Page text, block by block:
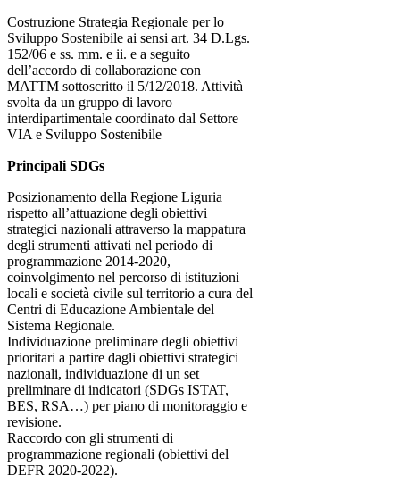
Costruzione Strategia Regionale per lo
Sviluppo Sostenibile ai sensi art. 34 D.Lgs.
152/06 e ss. mm. e ii. e a seguito
dell’accordo di collaborazione con
MATTM sottoscritto il 5/12/2018. Attività
svolta da un gruppo di lavoro
interdipartimentale coordinato dal Settore
VIA e Sviluppo Sostenibile
Principali SDGs
Posizionamento della Regione Liguria
rispetto all’attuazione degli obiettivi
strategici nazionali attraverso la mappatura
degli strumenti attivati nel periodo di
programmazione 2014-2020,
coinvolgimento nel percorso di istituzioni
locali e società civile sul territorio a cura del
Centri di Educazione Ambientale del
Sistema Regionale.
Individuazione preliminare degli obiettivi
prioritari a partire dagli obiettivi strategici
nazionali, individuazione di un set
preliminare di indicatori (SDGs ISTAT,
BES, RSA…) per piano di monitoraggio e
revisione.
Raccordo con gli strumenti di
programmazione regionali (obiettivi del
DEFR 2020-2022).